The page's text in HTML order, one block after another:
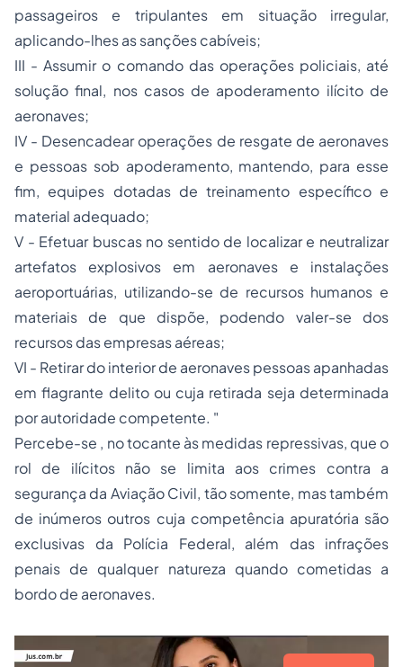
passageiros e tripulantes em situação irregular,
aplicando-lhes as sanções cabíveis;
III - Assumir o comando das operações policiais, até
solução final, nos casos de apoderamento ilícito de
aeronaves;
IV - Desencadear operações de resgate de aeronaves
e pessoas sob apoderamento, mantendo, para esse
fim, equipes dotadas de treinamento específico e
material adequado;
V - Efetuar buscas no sentido de localizar e neutralizar
artefatos explosivos em aeronaves e instalações
aeroportuárias, utilizando-se de recursos humanos e
materiais de que dispõe, podendo valer-se dos
recursos das empresas aéreas;
VI - Retirar do interior de aeronaves pessoas apanhadas
em flagrante delito ou cuja retirada seja determinada
por autoridade competente. "
Percebe-se , no tocante às medidas repressivas, que o
rol de ilícitos não se limita aos crimes contra a
segurança da Aviação Civil, tão somente, mas também
de inúmeros outros cuja competência apuratória são
exclusivas da Polícia Federal, além das infrações
penais de qualquer natureza quando cometidas a
bordo de aeronaves.